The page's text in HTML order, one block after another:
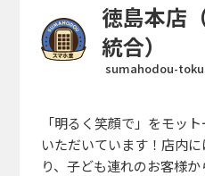
徳島本店
統合）
sumahodou-
「明るく笑顔で」をモッ
いただいています！店内
り、子ども連れのお客様